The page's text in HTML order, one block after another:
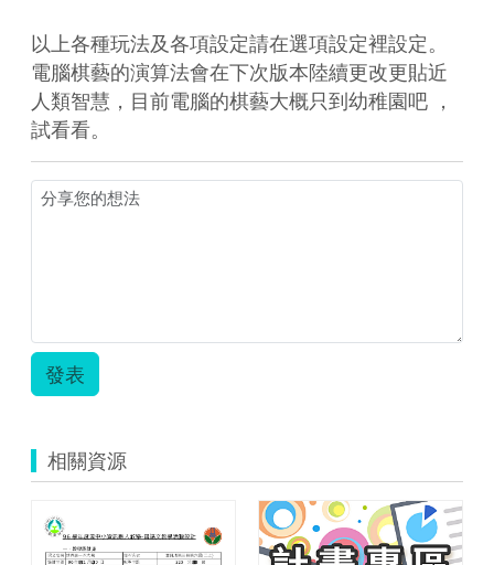
以上各種玩法及各項設定請在選項設定裡設定。
電腦棋藝的演算法會在下次版本陸續更改更貼近
人類智慧，目前電腦的棋藝大概只到幼稚園吧 ，
試看看。
發表
相關資源